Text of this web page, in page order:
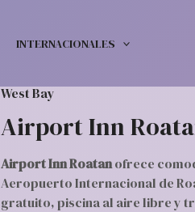
INTERNACIONALES
West Bay
Airport Inn
Airport Inn Roatanofrece
Aeropuerto Internacional de
gratuito, piscina al aire libre y